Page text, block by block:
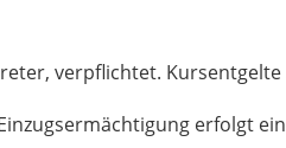
verpflichtet.
erfolgt